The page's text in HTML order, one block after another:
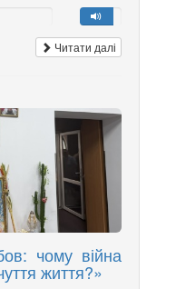
Читати далі
чому війна
життя?»